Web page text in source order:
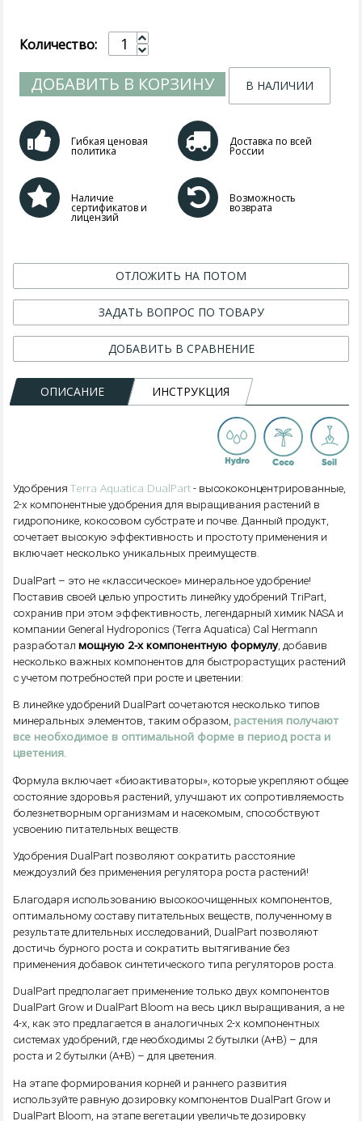
Количество:
ДОБАВИТЬ В КОРЗИНУ В НАЛИЧИИ
Гибкая ценовая
политика
Доставка по всей
России
Наличие
сертификатов и
лицензий
Возможность
возврата
ОТЛОЖИТЬ НА ПОТОМ
ЗАДАТЬ ВОПРОС ПО ТОВАРУ
ДОБАВИТЬ В СРАВНЕНИЕ
ОПИСАНИЕ ИНСТРУКЦИЯ
УдобренияTerra Aquatica DualPart- высококонцентрированные,
2-х компонентные удобрения для выращивания растений в
гидропонике, кокосовом субстрате и почве. Данный продукт,
сочетает высокую эффективность и простоту применения и
включает несколько уникальных преимуществ.
DualPart – это не «классическое» минеральное удобрение!
Поставив своей целью упростить линейку удобрений TriPart,
сохранив при этом эффективность, легендарный химик NASA и
компании General Hydroponics (Terra Aquatica) Cal Hermann
разработалмощную 2-х компонентную формулу, добавив
несколько важных компонентов для быстрорастущих растений
с учетом потребностей при росте и цветении:
В линейке удобрений DualPart сочетаются несколько типов
минеральных элементов, таким образом, растения получают
все необходимое в оптимальной форме в период роста и
цветения
Формула включает «биоактиваторы», которые укрепляют общее
состояние здоровья растений, улучшают их сопротивляемость
болезнетворным организмам и насекомым, способствуют
усвоению питательных веществ.
Удобрения DualPart позволяют сократить расстояние
междоузлий без применения регулятора роста растений!
Благодаря использованию высокоочищенных компонентов,
оптимальному составу питательных веществ, полученному в
результате длительных исследований, DualPart позволяют
достичь бурного роста и сократить вытягивание без
применения добавок синтетического типа регуляторов роста.
DualPart предполагает применение только двух компонентов
DualPart Grow и DualPart Bloom на весь цикл выращивания, а не
4-х, как это предлагается в аналогичных 2-х компонентных
системах удобрений, где необходимы 2 бутылки (А+В) – для
роста и 2 бутылки (А+В) – для цветения.
На этапе формирования корней и раннего развития
используйте равную дозировку компонентов DualPart Grow и
DualPart Bloom, на этапе вегетации увеличьте дозировку